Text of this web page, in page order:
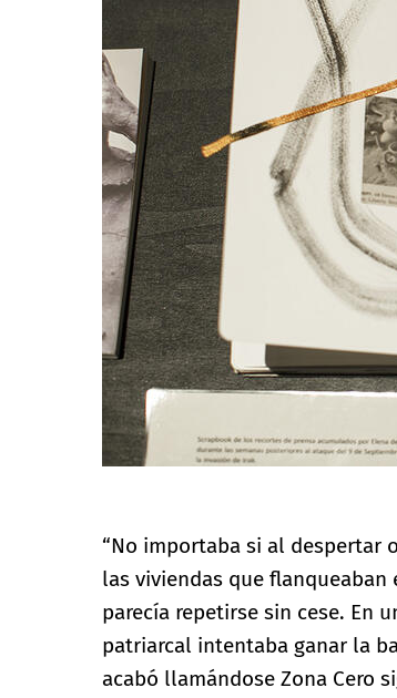
“No importaba si al despertar
las viviendas que flanqueaban
parecía repetirse sin cese. En
patriarcal intentaba ganar la
acabó llamándose Zona Cero